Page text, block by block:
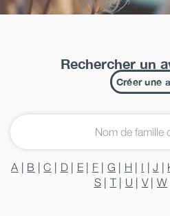
Rechercher un
Créer une
A | B |C | D| E| F | G | H | I |J |
S| T| U | V| W